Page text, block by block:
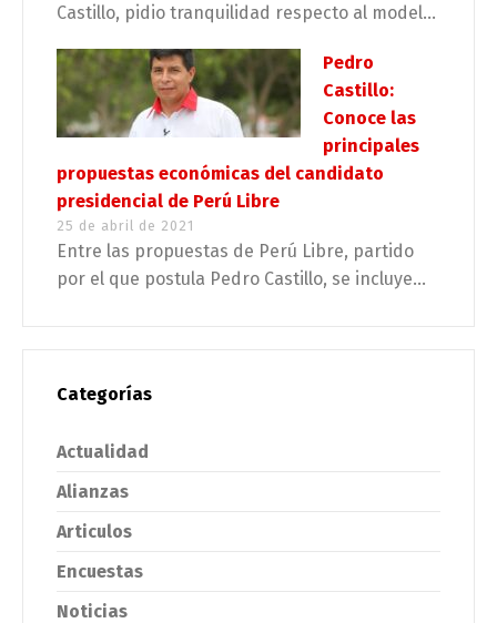
Castillo, pidio tranquilidad respecto al model...
Pedro
Castillo:
Conoce las
principales
propuestas económicas del candidato
presidencial de Perú Libre
25 de abril de 2021
Entre las propuestas de Perú Libre, partido
por el que postula Pedro Castillo, se incluye...
Categorías
Actualidad
Alianzas
Articulos
Encuestas
Noticias